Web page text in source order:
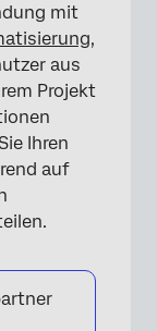
mit
,
aus
Projekt
Ihren
auf